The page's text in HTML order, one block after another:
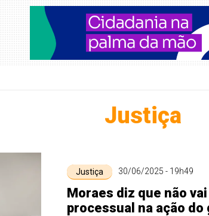
Justiça
Justiça 30/06/2025 - 19h49
Moraes diz que não
processual na ação do